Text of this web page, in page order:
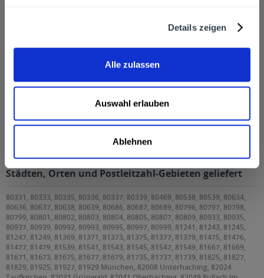
Details zeigen
Alle zulassen
Auswahl erlauben
Ablehnen
Evian 6 x 1,5l PET
Evian 6 x 1,5l PET wird in den folgenden Regionen,
Städten, Orten und Postleitzahl-Gebieten geliefert
80331, 80333, 80335, 80336, 80337, 80339, 80469, 80538, 80539, 80634,
80636, 80637, 80638, 80639, 80686, 80687, 80689, 80796, 80797, 80798,
80799, 80801, 80802, 80803, 80804, 80805, 80807, 80809, 80933, 80935,
80937, 80939, 80992, 80993, 80995, 80997, 80999, 81241, 81243, 81245,
81247, 81249, 81369, 81371, 81373, 81375, 81377, 81379, 81475, 81476,
81477, 81479, 81539, 81541, 81543, 81545, 81547, 81549, 81667, 81669,
81671, 81673, 81675, 81677, 81679, 81735, 81737, 81739, 81825, 81827,
81829, 81925, 81927, 81929 München, 82008 Unterhaching, 82024